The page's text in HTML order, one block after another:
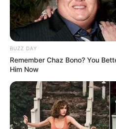
BUZZ DAY
Remember Chaz Bono? You
Him Now